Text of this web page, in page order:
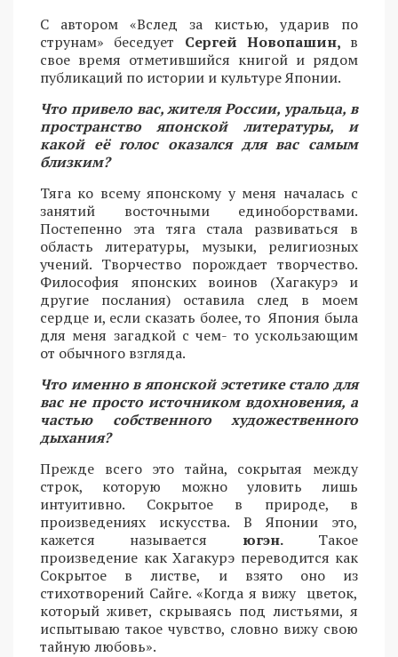
С автором «Вслед за кистью, ударив по
струнам» беседует Сергей Новопашин, в
свое время отметившийся книгой и рядом
публикаций по истории и культуре Японии.
Что привело вас, жителя России, уральца, в
пространство японской литературы, и
какой её голос оказался для вас самым
близким?
Тяга ко всему японскому у меня началась с
занятий восточными единоборствами.
Постепенно эта тяга стала развиваться в
область литературы, музыки, религиозных
учений. Творчество порождает творчество.
Философия японских воинов (Хагакурэ и
другие послания) оставила след в моем
сердце и, если сказать более, то Япония была
для меня загадкой с чем- то ускользающим
от обычного взгляда.
Что именно в японской эстетике стало для
вас не просто источником вдохновения, а
частью собственного художественного
дыхания?
Прежде всего это тайна, сокрытая между
строк, которую можно уловить лишь
интуитивно. Сокрытое в природе, в
произведениях искусства. В Японии это,
кажется называется югэн.Такое
произведение как Хагакурэ переводится как
Сокрытое в листве, и взято оно из
стихотворений Сайге. «Когда я вижу цветок,
который живет, скрываясь под листьями, я
испытываю такое чувство, словно вижу свою
тайную любовь».